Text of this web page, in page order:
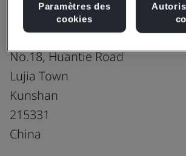
Kunshan King Lai Hygienic
Co., Ltd.
No.18, Huantie Road
Lujia Town
Kunshan
215331
China
Paramètres des
cookies